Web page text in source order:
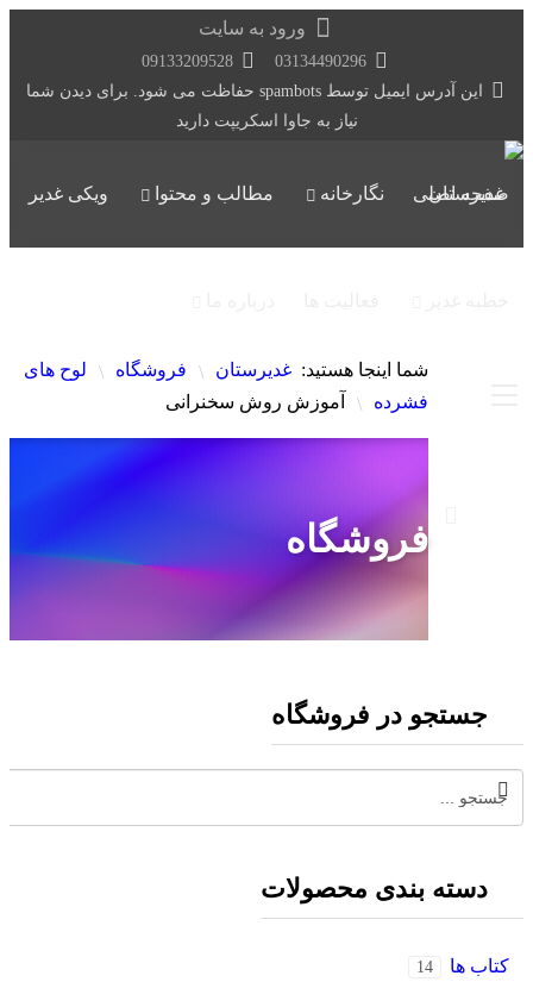
ورود به سایت
03134490296
09133209528
این آدرس ایمیل توسط spambots حفاظت می شود. برای دیدن شما
نیاز به جاوا اسکریپت دارید
صفحه اصلی نگارخانه مطالب و محتوا ویکی غدیر
شما اینجا هستید: غدیرستان \ فروشگاه \
لوح های
فشرده
\ آموزش روش سخنرانی
فروشگاه
جستجو در فروشگاه
دسته بندی محصولات
کتاب ها 14